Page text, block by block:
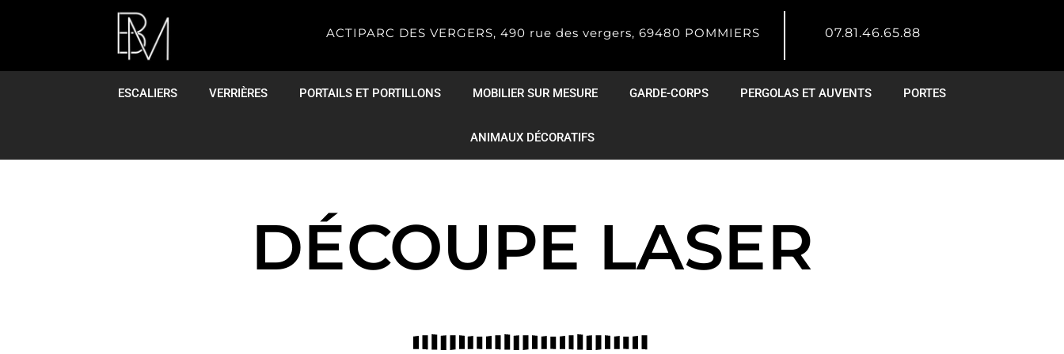
ACTIPARC DES VERGERS, 490 rue des vergers, 69480 POMMIERS 07.81.46.65.88
ESCALIERS VERRIÈRES PORTAILS ET PORTILLONS MOBILIER SUR MESURE GARDE-CORPS PERGOLAS ET AUVENTS PORTES
ANIMAUX DÉCORATIFS
DÉCOUPE LASER